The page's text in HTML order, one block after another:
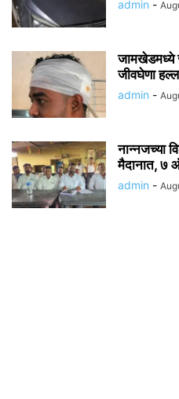
admin -
जामखेडमध्ये
जीवघेणा
admin -
नान्नजच्या
मैदानात, ७
admin -